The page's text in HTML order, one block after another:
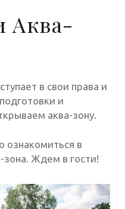
Аква-
в свои права и
и
аква-зону.
ознакомиться в
зона. Ждем в гости!